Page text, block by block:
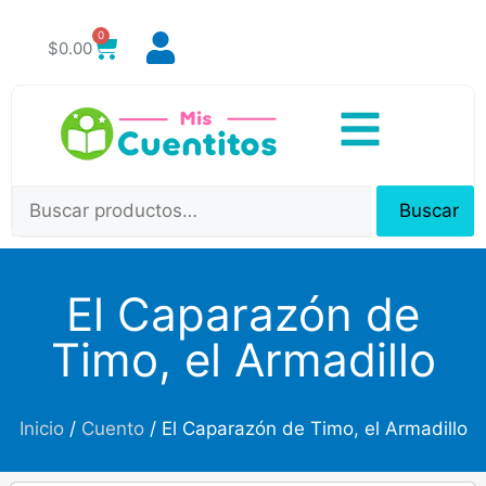
$0.00
0
Buscar
El Caparazón de
Timo, el Armadillo
Inicio/ Cuento/ El Caparazón de Timo, el Armadillo